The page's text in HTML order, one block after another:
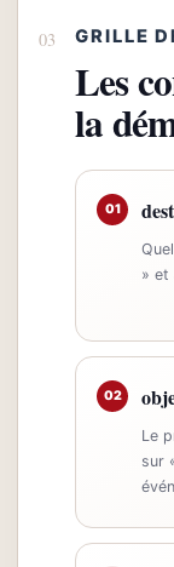
GRILLE
Les
la
01
» et
02
Le
sur